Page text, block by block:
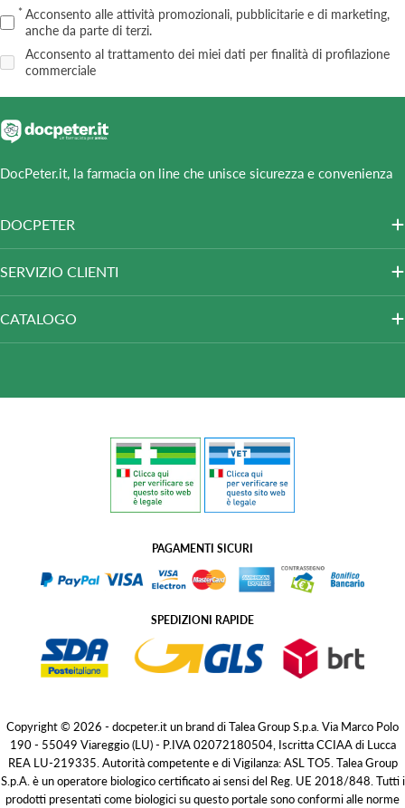
Acconsento alle attività promozionali, pubblicitarie e di marketing,
anche da parte di terzi.
Acconsento al trattamento dei miei dati per finalità di profilazione
commerciale
DocPeter.it, la farmacia on line che unisce sicurezza e convenienza
DOCPETER
SERVIZIO CLIENTI
CATALOGO
PAGAMENTI SICURI
SPEDIZIONI RAPIDE
Copyright © 2026 - docpeter.it un brand di Talea Group S.p.a. Via Marco Polo
190 - 55049 Viareggio (LU) - P.IVA 02072180504, Iscritta CCIAA di Lucca
REA LU-219335. Autorità competente e di Vigilanza: ASL TO5. Talea Group
S.p.A. è un operatore biologico certificato ai sensi del Reg. UE 2018/848. Tutti i
prodotti presentati come biologici su questo portale sono conformi alle norme